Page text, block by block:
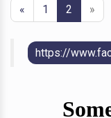
« 1 2 »
https://